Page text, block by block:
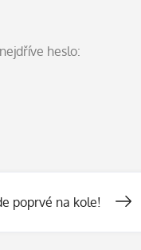
heslo:
poprvé na kole!